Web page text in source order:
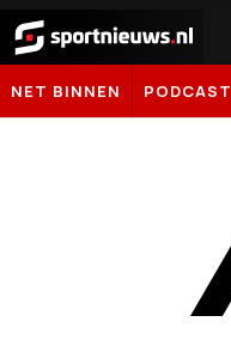
Sportnieuws.nl
NET BINNEN PODCAST